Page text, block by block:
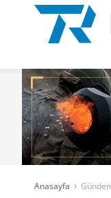
Anasayfa